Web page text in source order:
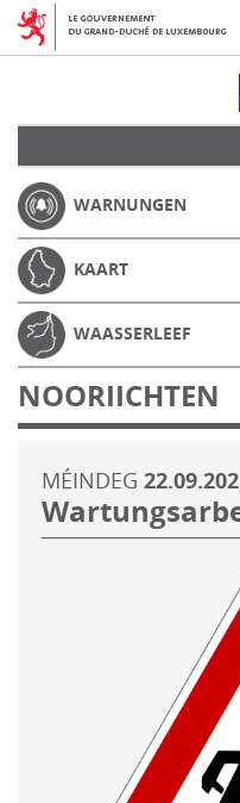
WARNUNGEN
KAART
WAASSERLEEF
NOORIICHTEN
MÉINDEG